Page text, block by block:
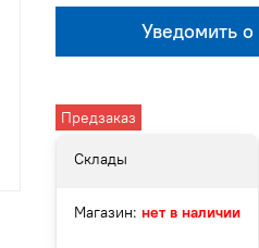
Предзаказ
Уведомить
Склады
Магазин: нет в наличии